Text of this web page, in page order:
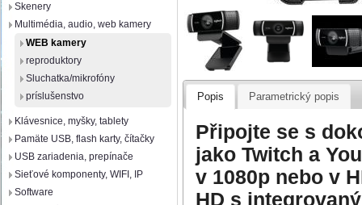
Skenery
Multimédia, audio, web kamery
WEB kamery
reproduktory
Sluchatka/mikrofóny
príslušenstvo
Klávesnice, myšky, tablety
Pamäte USB, flash karty, čítačky
USB zariadenia, prepínače
Sieťové komponenty, WIFI, IP
Software
Popis Parametrický popis
Připojte se s
jako Twitch a
v 1080p nebo v
HD s